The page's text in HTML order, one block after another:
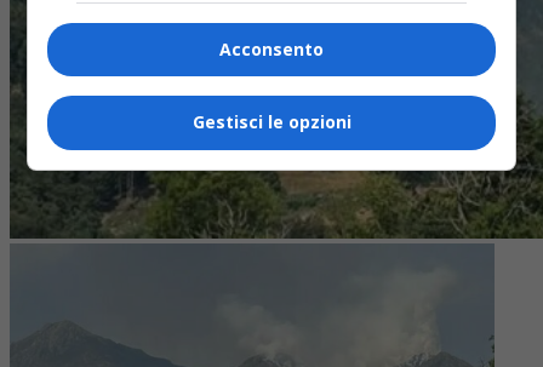
Acconsento
Gestisci le opzioni